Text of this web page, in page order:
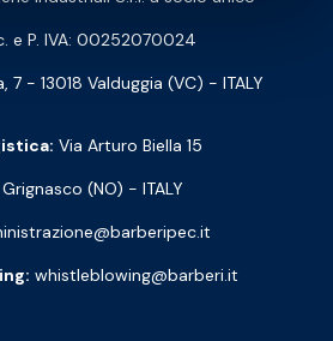
e P. IVA: 00252070024
7 - 13018 Valduggia (VC) - ITALY
Via Arturo Biella 15
(NO) - ITALY
whistleblowing@barberi.it